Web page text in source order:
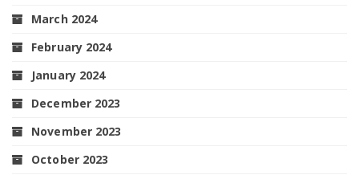
March 2024
February 2024
January 2024
December 2023
November 2023
October 2023